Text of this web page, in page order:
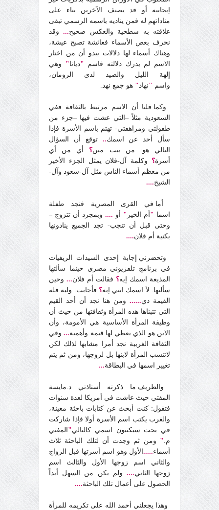
إيجابية أو قد يصنف الآخرين بناء على
مناداتهم له فمن يناديه باسمه الرسمي تبقى
علاقته به سطحية والعكس صحيح...وقد
نحرف بعص الأسماء فعائشة تصبح عيشة،
وهناك أسماء لها دلالات يبدو أن من اختار
الاسم لم يدرك دلالته فاسم "ديانا" وهي
إلهة الليل والصيد لدى الرومان،
واسم "نهاد" هو جمع نهد.
وكما قلنا أن الاسم مرتبط بالثقافة ففي
السعودية مثلاً –التي عشت فيها –جزء من
طفولتي ومراهقتي- تهتم باسم الأسرة فإذا
سأل أحد عن اسمك..توقع أن السؤال
التالي هو: من بيت مين؟ أي من أي
أسرة؟ وكلمة آل-فلان يمثل الجزء الأخير
من معظم أسماء الناس مثل آل-سعود وآل-
الشيخ....
أما في القرى المصرية فنجد طفلة
اسما " أم الخير " أو .... وبمجرد أن تتزوج –
وحتى قبل أن تنجب- تجد الجميع ينادونها
بكنية أم فلان....
وتحضرني إجابة إحدى السيدات الريفيات
في برنامج تلفزيوني مصري حينما سألتها
المذيعة اسمك إيه؟ فقالت أم فلان... وحين
سألتها: لأ اسمك انتي إيه؟ فأجابت: وليه قلة
القيمة دي...... ومن هنا نجد أن أحد القيم
التي تتبناها هذه المرأة وثقافتها من حيث أن
وظيفة المرأة الأساسية هي الأمومة، وأن
الابن هو الذي يعطي لها قيمة وأهمية...وفي
الثقافة الغربية نجد أمرا مشابها لذلك لكن
لاتنسب المرأة لابنها بل لزوجها، ومن ثم يتم
تغيير اسمها في البطاقة...
والطريف ما ذكرته أستاذتي د.مايسة
المفتي حيث عاشت في أمريكا لعدة سنوات
فتقول: كنت أبحث عن كتابات باحثة معينة،
والغرب يكتب اسم الأسرة أولا فإذا شاركت
في بحث سيكتبون اسمي كالتالي" المفتي
م." ومن ثم وجدت أن لتلك الباحثة ثلاث
أسماء..... الأول وهو اسم أسرتها قبل الزواج
والثاني اسم زوجها الأول والثالث اسم
زوجها الثاني.... ولم يكن من السهل أبداً
الحصول على أعمال تلك الباحثة....
وهذا يجعلني أحمد الله على تكريمه للمرأة